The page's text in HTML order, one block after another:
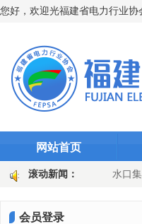
您好，欢迎光福建省电力行业协
网站首页
滚动新闻：
智能防线”（图文) 水口
国网长汀县供电公司：
会员登录